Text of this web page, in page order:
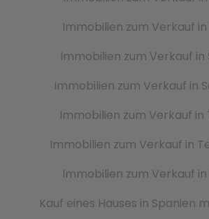
Immobilien zum Verkauf
Immobilien zum Verkauf in
Immobilien zum Verkauf in
Immobilien zum Verkauf in
Immobilien zum Verkauf in
Immobilien zum Verkauf
Kauf eines Hauses in Spanien